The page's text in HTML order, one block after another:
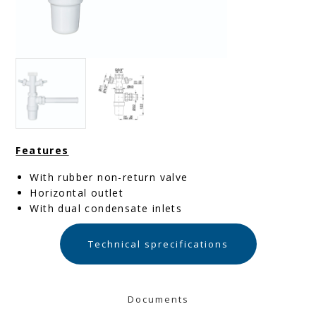
Features
With rubber non-return valve
Horizontal outlet
With dual condensate inlets
Technical sprecifications
Documents